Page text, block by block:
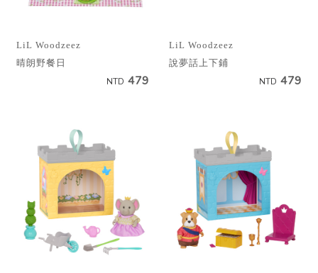
LiL Woodzeez
晴朗野餐日
NTD 479
LiL Woodzeez
說夢話上下鋪
NTD 479